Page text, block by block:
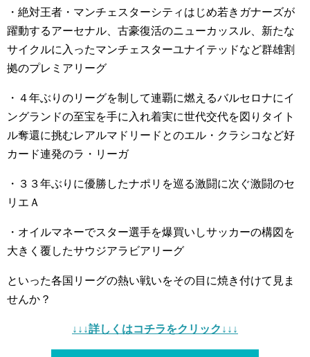
・絶対王者・マンチェスターシティはじめ若きガナーズが
躍動するアーセナル、古豪復活のニューカッスル、新たな
サイクルに入ったマンチェスターユナイテッドなど群雄割
拠のプレミアリーグ
・４年ぶりのリーグを制して連覇に燃えるバルセロナにイ
ングランドの至宝を手に入れ着実に世代交代を図りタイト
ル奪還に挑むレアルマドリードとのエル・クラシコなど好
カード連発のラ・リーガ
・３３年ぶりに優勝したナポリを巡る激闘に次ぐ激闘のセ
リエＡ
・オイルマネーでスター選手を爆買いしサッカーの構図を
大きく覆したサウジアラビアリーグ
といった各国リーグの熱い戦いをその目に焼き付けて見ま
せんか？
↓↓↓詳しくはコチラをクリック↓↓↓